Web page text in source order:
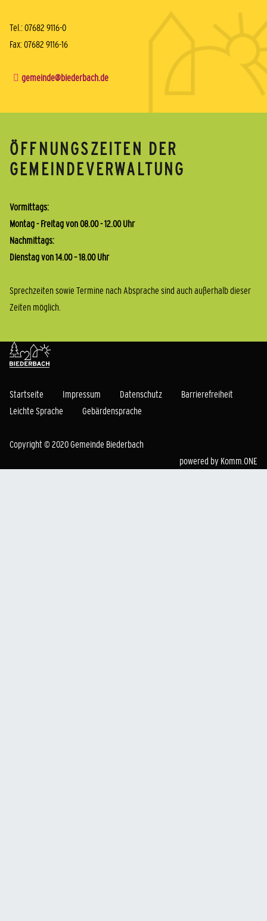
Tel.: 07682 9116-0
Fax: 07682 9116-16
gemeinde@biederbach.de
ÖFFNUNGSZEITEN DER
GEMEINDEVERWALTUNG
Vormittags:
Montag - Freitag von 08.00 - 12.00 Uhr
Nachmittags:
Dienstag von 14.00 – 18.00 Uhr
Sprechzeiten sowie Termine nach Absprache sind auch außerhalb dieser
Zeiten möglich.
Startseite Impressum Datenschutz
Barrierefreiheit
Leichte Sprache
Gebärdensprache
Copyright © 2020 Gemeinde Biederbach
powered by Komm.ONE